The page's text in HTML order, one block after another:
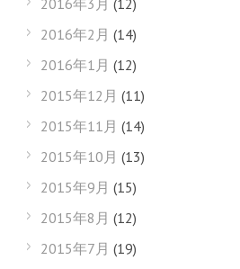
2016年3月 (12)
2016年2月 (14)
2016年1月 (12)
2015年12月 (11)
2015年11月 (14)
2015年10月 (13)
2015年9月 (15)
2015年8月 (12)
2015年7月 (19)